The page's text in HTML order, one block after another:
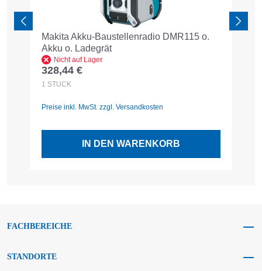
Makita Akku-Baustellenradio DMR115 o.
Akku o. Ladegrät
Nicht auf Lager
Regulärer Preis:
328,44 €
1 STÜCK
Preise inkl. MwSt. zzgl. Versandkosten
IN DEN WARENKORB
FACHBEREICHE
STANDORTE